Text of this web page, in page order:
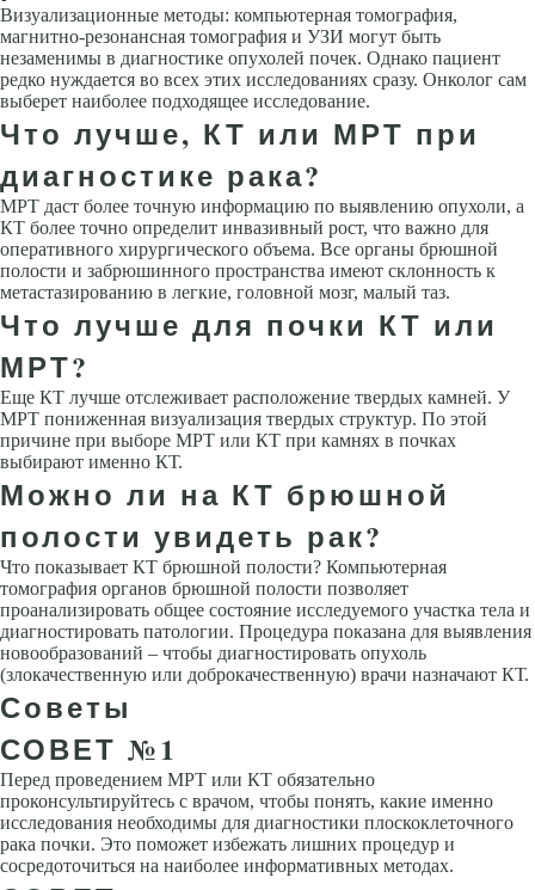
Визуализационные методы: компьютерная томография,
магнитно-резонансная томография и УЗИ могут быть
незаменимы в диагностике опухолей почек. Однако пациент
редко нуждается во всех этих исследованиях сразу. Онколог сам
выберет наиболее подходящее исследование.
Что лучше, КТ или МРТ при
диагностике рака?
МРТ даст более точную информацию по выявлению опухоли, а
КТ более точно определит инвазивный рост, что важно для
оперативного хирургического объема. Все органы брюшной
полости и забрюшинного пространства имеют склонность к
метастазированию в легкие, головной мозг, малый таз.
Что лучше для почки КТ или
МРТ?
Еще КТ лучше отслеживает расположение твердых камней. У
МРТ пониженная визуализация твердых структур. По этой
причине при выборе МРТ или КТ при камнях в почках
выбирают именно КТ.
Можно ли на КТ брюшной
полости увидеть рак?
Что показывает КТ брюшной полости? Компьютерная
томография органов брюшной полости позволяет
проанализировать общее состояние исследуемого участка тела и
диагностировать патологии. Процедура показана для выявления
новообразований ‒ чтобы диагностировать опухоль
(злокачественную или доброкачественную) врачи назначают КТ.
Советы
СОВЕТ №1
Перед проведением МРТ или КТ обязательно
проконсультируйтесь с врачом, чтобы понять, какие именно
исследования необходимы для диагностики плоскоклеточного
рака почки. Это поможет избежать лишних процедур и
сосредоточиться на наиболее информативных методах.